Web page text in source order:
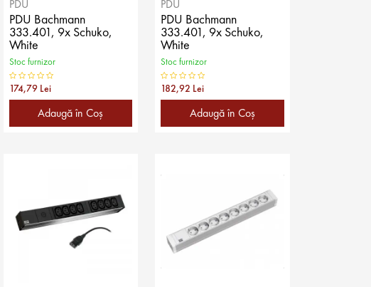
PDU
PDU Bachmann
333.401, 9x Schuko,
White
Stoc furnizor
174,79 Lei
Adaugă în Coş
PDU
PDU Bachmann
333.401, 9x Schuko,
White
Stoc furnizor
182,92 Lei
Adaugă în Coş